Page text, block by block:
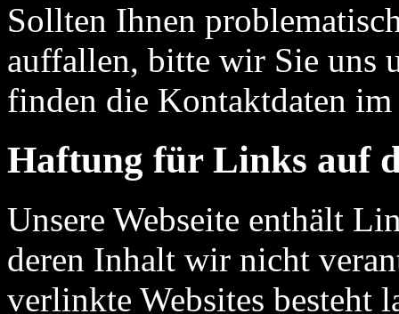
Sollten Ihnen
auffallen, bitte wir Sie uns
finden die Kontaktdaten im
Haftung für Links auf
Unsere Webseite enthält
deren Inhalt wir nicht
verlinkte Websites besteht